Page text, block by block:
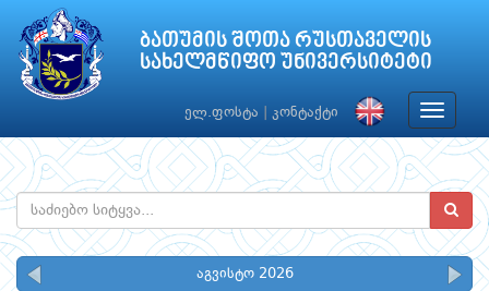
ბათუმის შოთა რუსთაველის
სახელმწიფო უნივერსიტეტი
ელ.ფოსტა კონტაქტი
Toggle
აგვისტო 2026